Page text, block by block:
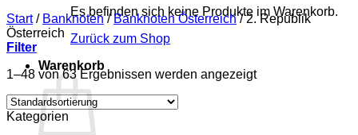
Es befinden sich keine Produkte im Warenkorb.
Zurück zum Shop
Warenkorb
Start / Banknoten / Banknoten Österreich /2. Republik
Österreich
Filter
1–48 von 63 Ergebnissen werden angezeigt
Kategorien